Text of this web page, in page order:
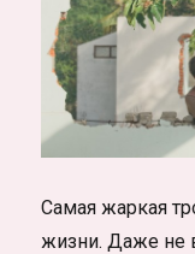
Самая жаркая
жизни. Даже не